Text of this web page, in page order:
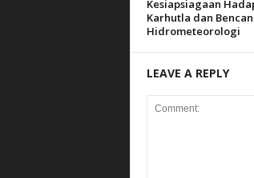
Kesiapsiagaan
Karhutla dan
Hidrometeorologi
LEAVE A REPLY